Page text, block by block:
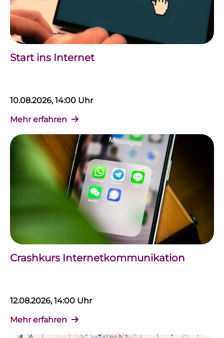
Start ins Internet
10.08.2026, 14:00 Uhr
Mehr erfahren
Crashkurs Internetkommunikation
12.08.2026, 14:00 Uhr
Mehr erfahren